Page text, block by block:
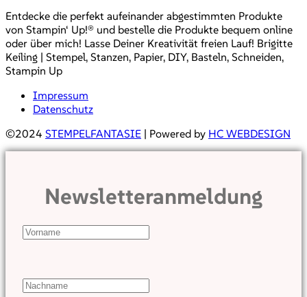
Entdecke die perfekt aufeinander abgestimmten Produkte
von Stampin‘ Up!® und bestelle die Produkte bequem online
oder über mich! Lasse Deiner Kreativität freien Lauf! Brigitte
Keiling | Stempel, Stanzen, Papier, DIY, Basteln, Schneiden,
Stampin Up
Impressum
Datenschutz
©2024 STEMPELFANTASIE | Powered by HC WEBDESIGN
Newsletteranmeldung